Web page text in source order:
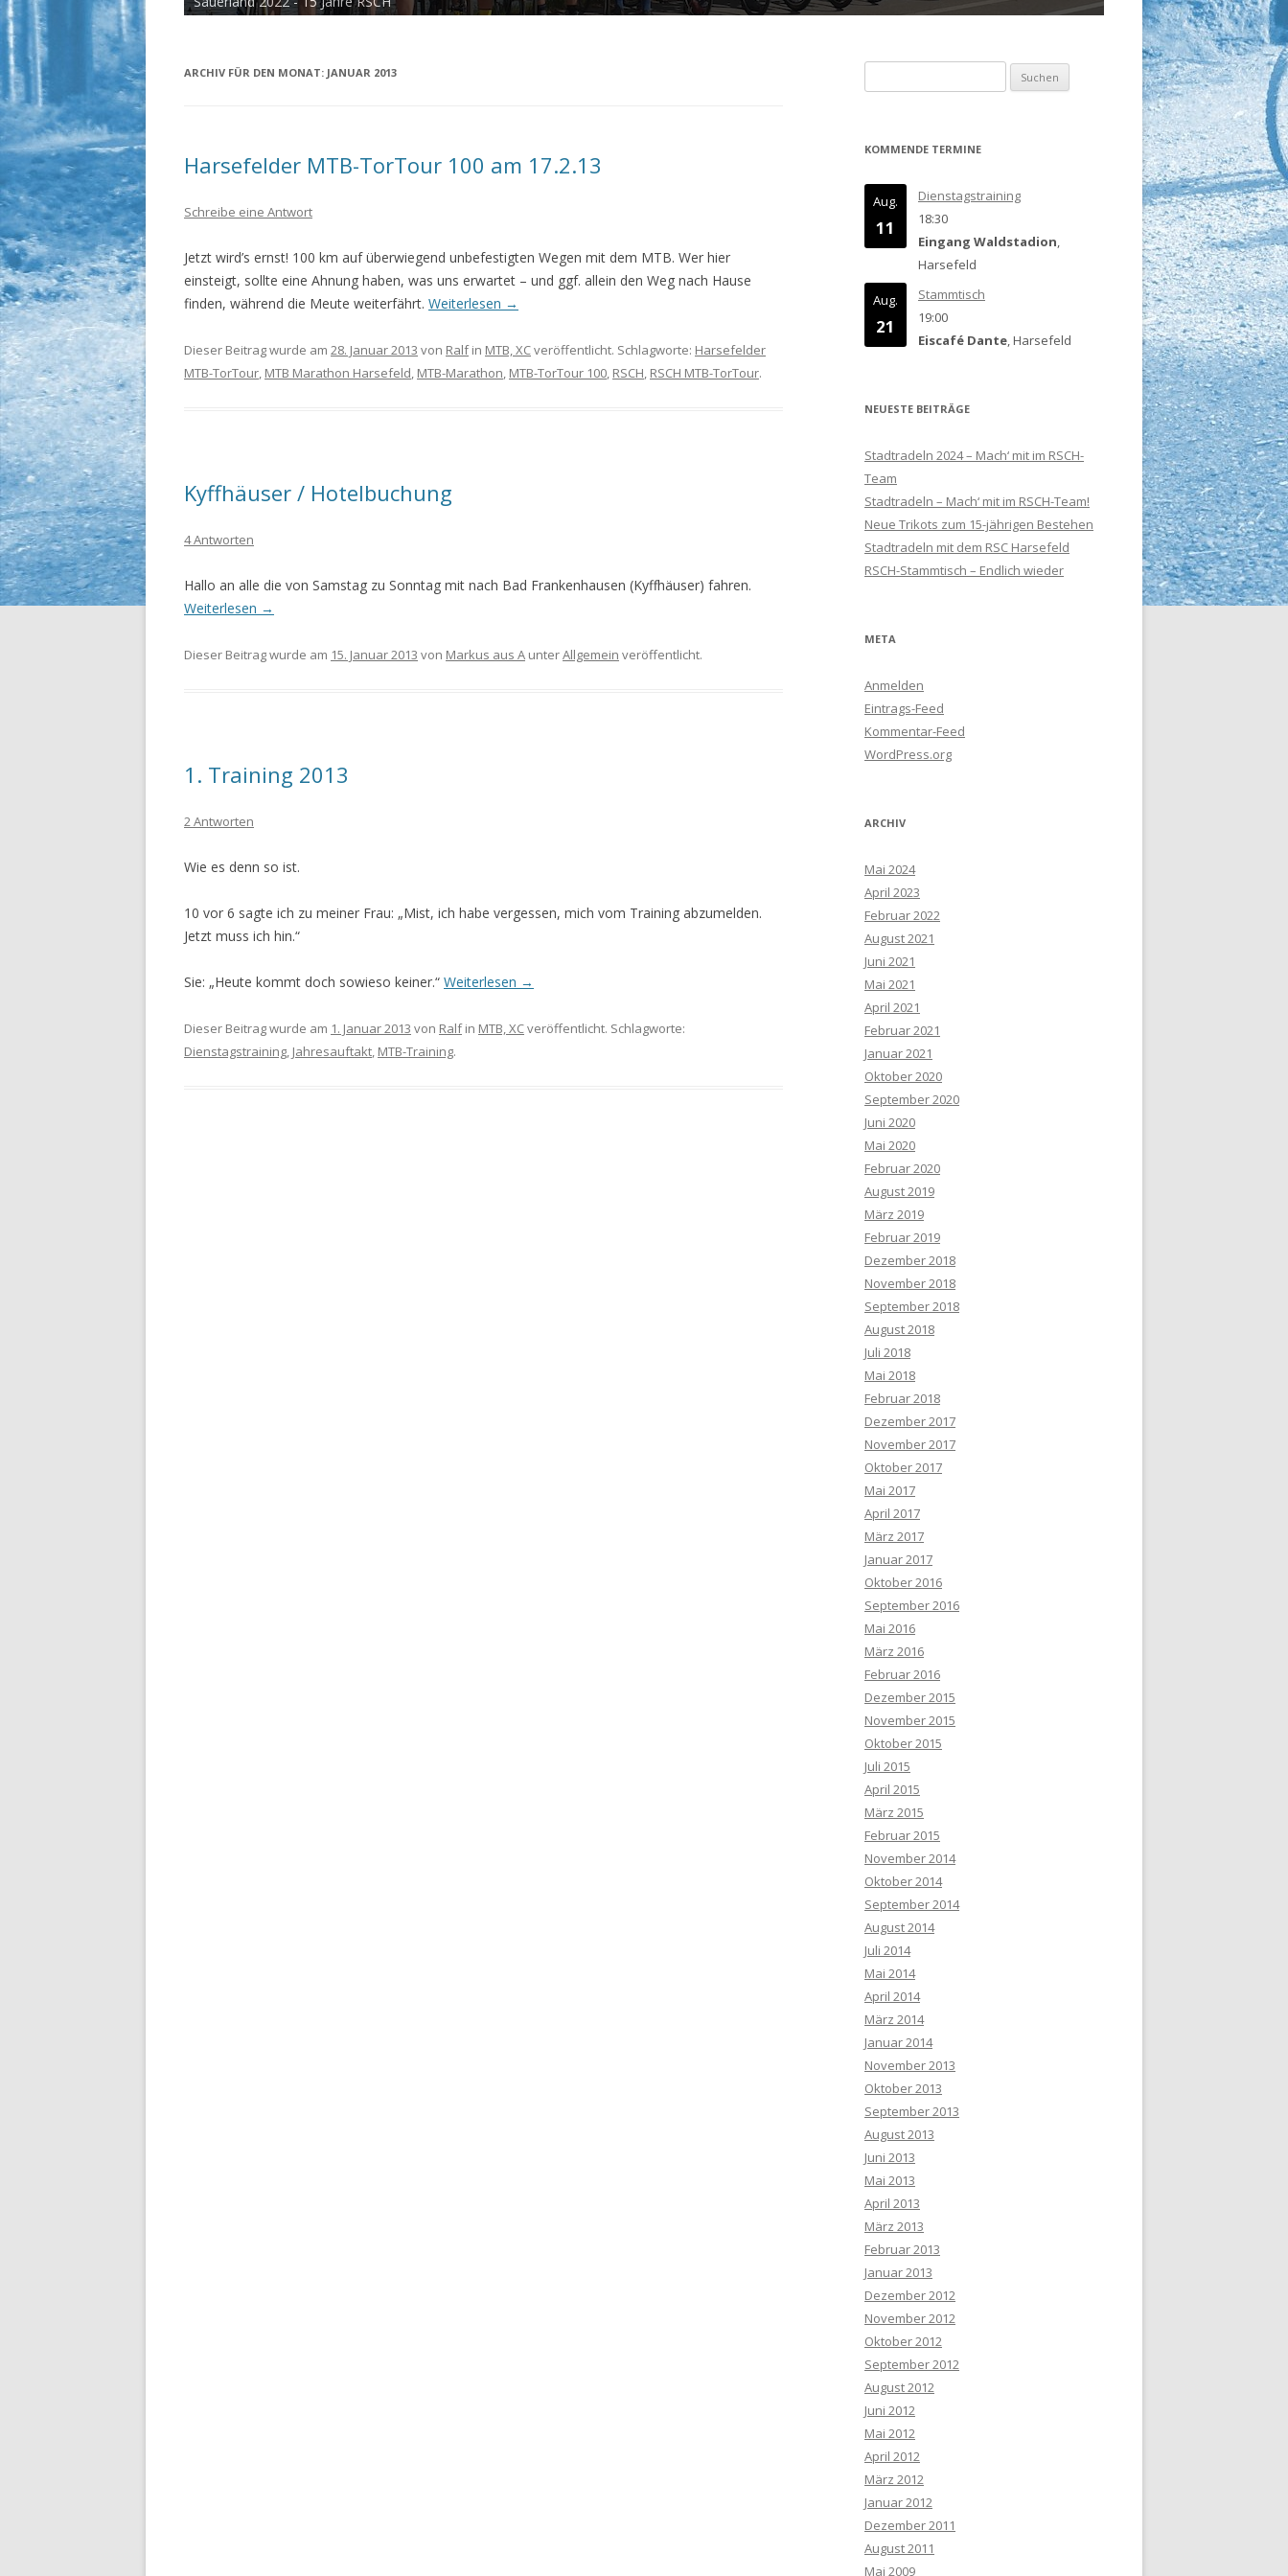
ARCHIV FÜR DEN MONAT: JANUAR 2013
Harsefelder MTB-TorTour 100 am 17.2.13
Schreibe eine Antwort
Jetzt wird’s ernst! 100 km auf überwiegend unbefestigten Wegen mit dem MTB. Wer hier
einsteigt, sollte eine Ahnung haben, was uns erwartet – und ggf. allein den Weg nach Hause
finden, während die Meute weiterfährt. Weiterlesen →
Dieser Beitrag wurde am 28. Januar 2013 von Ralfin MTB, XCveröffentlicht. Schlagworte: Harsefelder
MTB-TorTour, MTB Marathon Harsefeld, MTB-Marathon, MTB-TorTour 100, RSCH, RSCH MTB-TorTour.
Kyffhäuser / Hotelbuchung
4 Antworten
Hallo an alle die von Samstag zu Sonntag mit nach Bad Frankenhausen (Kyffhäuser) fahren.
Weiterlesen →
Dieser Beitrag wurde am 15. Januar 2013 von Markus aus A unterAllgemein veröffentlicht.
1. Training 2013
2 Antworten
Wie es denn so ist.
10 vor 6 sagte ich zu meiner Frau: „Mist, ich habe vergessen, mich vom Training abzumelden.
Jetzt muss ich hin.“
Sie: „Heute kommt doch sowieso keiner.“ Weiterlesen →
Dieser Beitrag wurde am 1. Januar 2013 von Ralfin MTB, XCveröffentlicht. Schlagworte:
Dienstagstraining, Jahresauftakt, MTB-Training.
nach:
KOMMENDE TERMINE
Aug.
11
Dienstagstraining
18:30
Eingang Waldstadion,
Harsefeld
Aug.
21
Stammtisch
19:00
Eiscafé Dante, Harsefeld
NEUESTE BEITRÄGE
Stadtradeln 2024 – Mach‘ mit im RSCH-
Team
Stadtradeln – Mach‘ mit im RSCH-Team!
Neue Trikots zum 15-jährigen Bestehen
Stadtradeln mit dem RSC Harsefeld
RSCH-Stammtisch – Endlich wieder
META
Anmelden
Eintrags-Feed
Kommentar-Feed
WordPress.org
ARCHIV
Mai 2024
April 2023
Februar 2022
August 2021
Juni 2021
Mai 2021
April 2021
Februar 2021
Januar 2021
Oktober 2020
September 2020
Juni 2020
Mai 2020
Februar 2020
August 2019
März 2019
Februar 2019
Dezember 2018
November 2018
September 2018
August 2018
Juli 2018
Mai 2018
Februar 2018
Dezember 2017
November 2017
Oktober 2017
Mai 2017
April 2017
März 2017
Januar 2017
Oktober 2016
September 2016
Mai 2016
März 2016
Februar 2016
Dezember 2015
November 2015
Oktober 2015
Juli 2015
April 2015
März 2015
Februar 2015
November 2014
Oktober 2014
September 2014
August 2014
Juli 2014
Mai 2014
April 2014
März 2014
Januar 2014
November 2013
Oktober 2013
September 2013
August 2013
Juni 2013
Mai 2013
April 2013
März 2013
Februar 2013
Januar 2013
Dezember 2012
November 2012
Oktober 2012
September 2012
August 2012
Juni 2012
Mai 2012
April 2012
März 2012
Januar 2012
Dezember 2011
August 2011
Mai 2009